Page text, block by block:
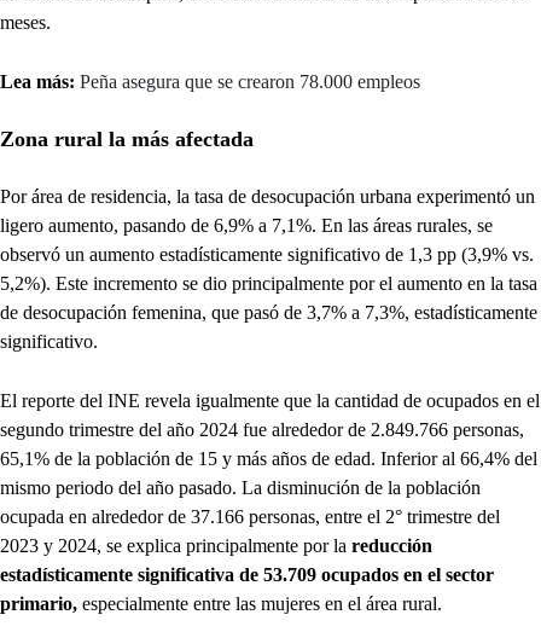
meses.
Lea más: Peña asegura que se crearon 78.000 empleos
Zona rural la más afectada
Por área de residencia, la tasa de desocupación urbana experimentó un
ligero aumento, pasando de 6,9% a 7,1%. En las áreas rurales, se
observó un aumento estadísticamente significativo de 1,3 pp (3,9% vs.
5,2%). Este incremento se dio principalmente por el aumento en la tasa
de desocupación femenina, que pasó de 3,7% a 7,3%, estadísticamente
significativo.
El reporte del INE revela igualmente que la cantidad de ocupados en el
segundo trimestre del año 2024 fue alrededor de 2.849.766 personas,
65,1% de la población de 15 y más años de edad. Inferior al 66,4% del
mismo periodo del año pasado. La disminución de la población
ocupada en alrededor de 37.166 personas, entre el 2° trimestre del
2023 y 2024, se explica principalmente por la reducción
estadísticamente significativa de 53.709 ocupados en el sector
primario, especialmente entre las mujeres en el área rural.